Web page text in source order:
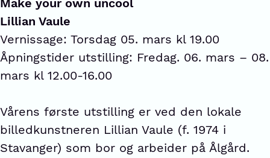
Make your own uncool
Lillian Vaule
Vernissage: Torsdag 05. mars kl 19.00
Åpningstider utstilling: Fredag. 06. mars – 08.
mars kl 12.00-16.00
Vårens første utstilling er ved den lokale
billedkunstneren Lillian Vaule (f. 1974 i
Stavanger) som bor og arbeider på Ålgård.